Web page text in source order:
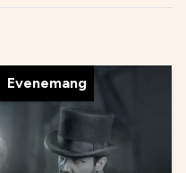
Evenemang